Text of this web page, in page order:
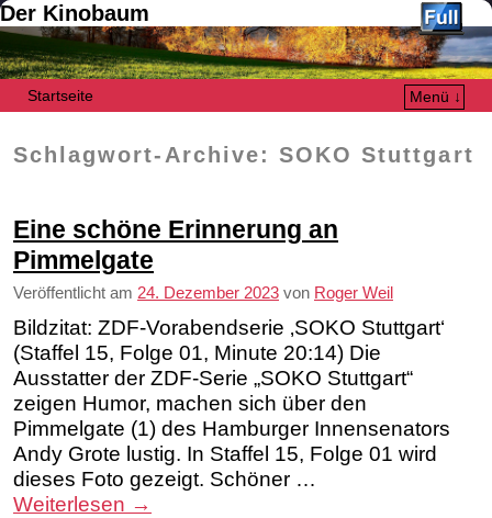
Der Kinobaum
Startseite
Menü ↓
Schlagwort-Archive: SOKO Stuttgart
Eine schöne Erinnerung an
Pimmelgate
Veröffentlicht am 24. Dezember 2023 von Roger Weil
Bildzitat: ZDF-Vorabendserie ‚SOKO Stuttgart‘
(Staffel 15, Folge 01, Minute 20:14) Die
Ausstatter der ZDF-Serie „SOKO Stuttgart“
zeigen Humor, machen sich über den
Pimmelgate (1) des Hamburger Innensenators
Andy Grote lustig. In Staffel 15, Folge 01 wird
dieses Foto gezeigt. Schöner …
Weiterlesen →